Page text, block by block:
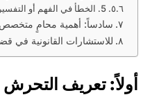
5. الخطأ في الفهم أو التفسير
سادساً: أهمية محامٍ
للاستشارات القانونية في
أولاً: تعريف